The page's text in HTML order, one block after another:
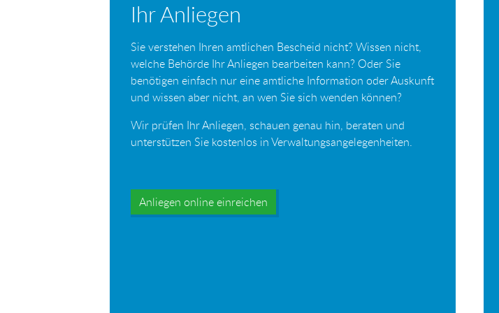
Ihr Anliegen
Sie verstehen Ihren amtlichen Bescheid nicht? Wissen nicht,
welche Behörde Ihr Anliegen bearbeiten kann? Oder Sie
benötigen einfach nur eine amtliche Information oder Auskunft
und wissen aber nicht, an wen Sie sich wenden können?
Wir prüfen Ihr Anliegen, schauen genau hin, beraten und
unterstützen Sie kostenlos in Verwaltungsangelegenheiten.
Anliegen online einreichen